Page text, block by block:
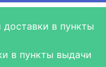
в пункты
в пункты выдачи